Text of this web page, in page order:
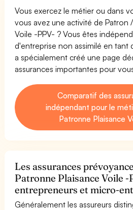
Vous exercez le métier ou dans
vous avez une activité de Patron
Voile -PPV- ? Vous êtes
d'entreprise non assimilé en tant
a spécialement créé une page
assurances importantes pour
Comparatif des
indépendant pour le
Patronne Plaisance
Les assurances
Patronne Plaisance Voile
entrepreneurs et micro-
Généralement les assureurs